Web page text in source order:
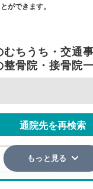
ができます。
ちうち・交通
整骨院・接骨院
通院先を再検索
もっと見る